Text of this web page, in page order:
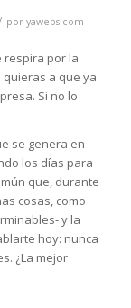
por yawebs.com
respira por la
quieras a que ya
Si no lo
se genera en
los días para
que, durante
cosas, como
y la
hoy: nunca
¿La mejor